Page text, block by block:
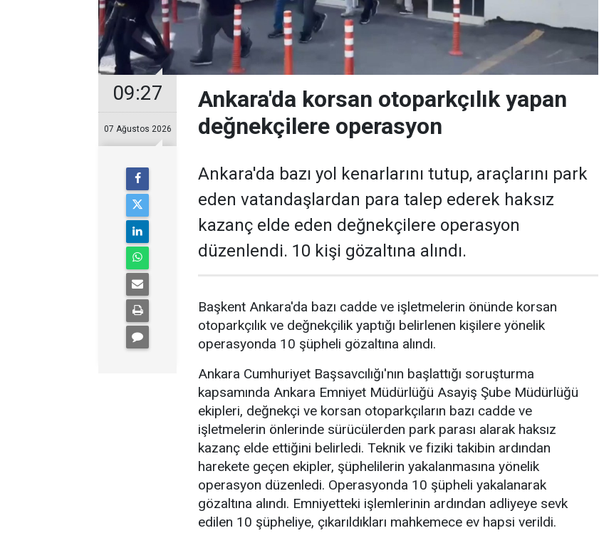
09:27
07 Ağustos 2026
Ankara'da korsan otoparkçılık yapan
değnekçilere operasyon
Ankara'da bazı yol kenarlarını tutup, araçlarını park
eden vatandaşlardan para talep ederek haksız
kazanç elde eden değnekçilere operasyon
düzenlendi. 10 kişi gözaltına alındı.
Başkent Ankara'da bazı cadde ve işletmelerin önünde korsan
otoparkçılık ve değnekçilik yaptığı belirlenen kişilere yönelik
operasyonda 10 şüpheli gözaltına alındı.
Ankara Cumhuriyet Başsavcılığı'nın başlattığı soruşturma
kapsamında Ankara Emniyet Müdürlüğü Asayiş Şube Müdürlüğü
ekipleri, değnekçi ve korsan otoparkçıların bazı cadde ve
işletmelerin önlerinde sürücülerden park parası alarak haksız
kazanç elde ettiğini belirledi. Teknik ve fiziki takibin ardından
harekete geçen ekipler, şüphelilerin yakalanmasına yönelik
operasyon düzenledi. Operasyonda 10 şüpheli yakalanarak
gözaltına alındı. Emniyetteki işlemlerinin ardından adliyeye sevk
edilen 10 şüpheliye, çıkarıldıkları mahkemece ev hapsi verildi.